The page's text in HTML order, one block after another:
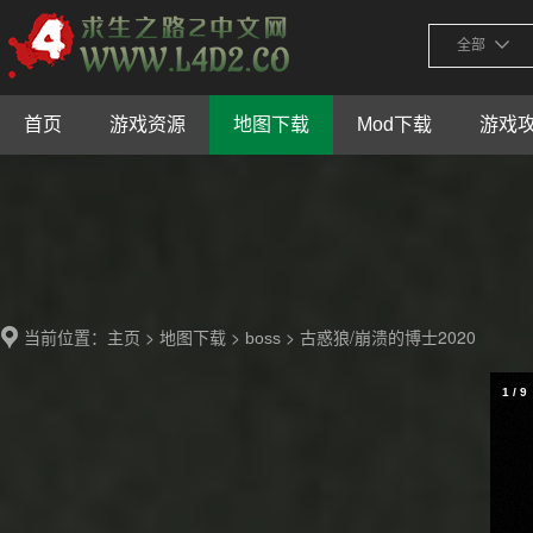
全部
首页 游戏资源 地图下载 Mod下载 游戏
当前位置： 主页 > 地图下载 > boss > 古惑狼/崩溃的博士2020
1 / 9